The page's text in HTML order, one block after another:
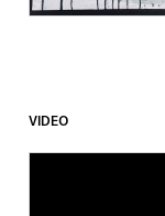
VIDEO